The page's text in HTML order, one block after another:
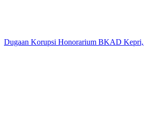
Dugaan Korupsi Honorarium BKAD Kepri,